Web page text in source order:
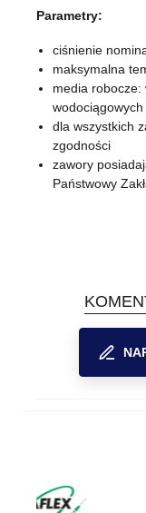
Parametry:
ciśnienie
maksymalna
media robocze:
wodociągowych
dla wszystkich
zgodności
zawory
Państwowy